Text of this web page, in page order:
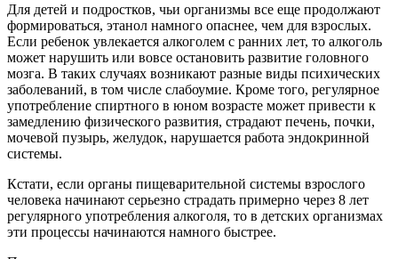
Для детей и подростков, чьи организмы все еще продолжают
формироваться, этанол намного опаснее, чем для взрослых.
Если ребенок увлекается алкоголем с ранних лет, то алкоголь
может нарушить или вовсе остановить развитие головного
мозга. В таких случаях возникают разные виды психических
заболеваний, в том числе слабоумие. Кроме того, регулярное
употребление спиртного в юном возрасте может привести к
замедлению физического развития, страдают печень, почки,
мочевой пузырь, желудок, нарушается работа эндокринной
системы.
Кстати, если органы пищеварительной системы взрослого
человека начинают серьезно страдать примерно через 8 лет
регулярного употребления алкоголя, то в детских организмах
эти процессы начинаются намного быстрее.